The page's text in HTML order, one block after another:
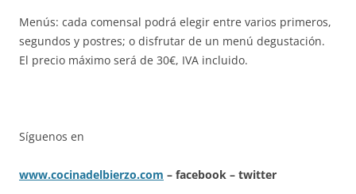
Menús: cada comensal podrá elegir entre varios primeros,
segundos y postres; o disfrutar de un menú degustación.
El precio máximo será de 30€, IVA incluido.
Síguenos en
www.cocinadelbierzo.com – facebook – twitter